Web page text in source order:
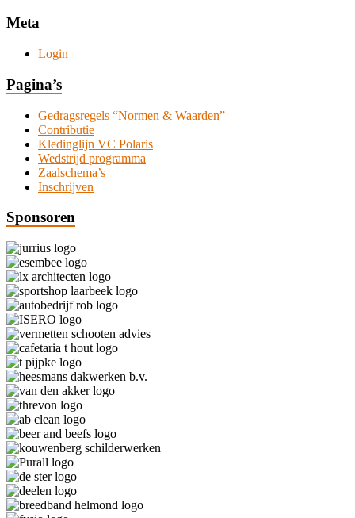
Meta
Login
Pagina’s
Gedragsregels “Normen & Waarden”
Contributie
Kledinglijn VC Polaris
Wedstrijd programma
Zaalschema’s
Inschrijven
Sponsoren